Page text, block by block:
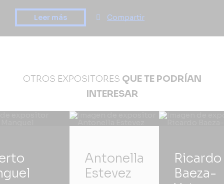
Leer más Compartir
OTROS EXPOSITORES QUE TE PODRÍAN
INTERESAR
Antonella
Estevez
Ricardo
Baeza-